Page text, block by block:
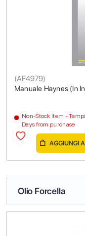
Manuale Haynes (In
(AF4979)
Non-Stock Item -
Days from purchase
AGGIUNGI
Olio Forcella